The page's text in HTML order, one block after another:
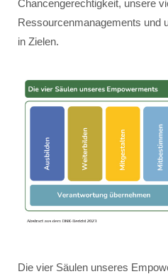
Chancengerechtigkeit, unsere
Ressourcenmanagements und
in Zielen.
Die vier Säulen unseres